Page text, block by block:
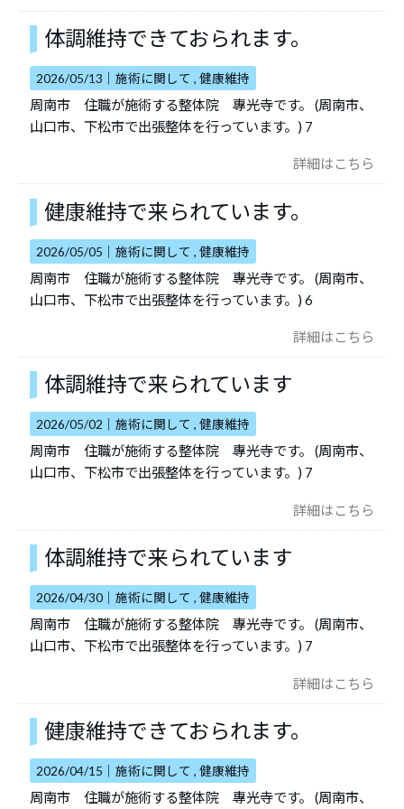
体調維持できておられます。
2026/05/13｜施術に関して 健康維持
周南市 住職が施術する整体院 專光寺です。 (周南市、
山口市、下松市で出張整体を行っています。) 7
詳細はこちら
健康維持で来られています。
2026/05/05｜施術に関して 健康維持
周南市 住職が施術する整体院 專光寺です。 (周南市、
山口市、下松市で出張整体を行っています。) 6
詳細はこちら
体調維持で来られています
2026/05/02｜施術に関して 健康維持
周南市 住職が施術する整体院 專光寺です。 (周南市、
山口市、下松市で出張整体を行っています。) 7
詳細はこちら
体調維持で来られています
2026/04/30｜施術に関して 健康維持
周南市 住職が施術する整体院 專光寺です。 (周南市、
山口市、下松市で出張整体を行っています。) 7
詳細はこちら
健康維持できておられます。
2026/04/15｜施術に関して 健康維持
周南市 住職が施術する整体院 專光寺です。 (周南市、